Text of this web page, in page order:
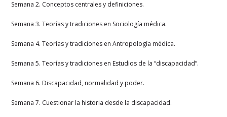
Semana 2. Conceptos centrales y definiciones.
Semana 3. Teorías y tradiciones en Sociología médica.
Semana 4. Teorías y tradiciones en Antropología médica.
Semana 5. Teorías y tradiciones en Estudios de la “discapacidad”.
Semana 6. Discapacidad, normalidad y poder.
Semana 7. Cuestionar la historia desde la discapacidad.